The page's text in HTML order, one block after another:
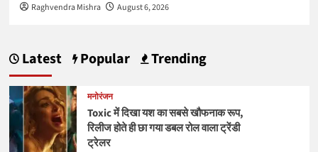
Raghvendra Mishra August 6, 2026
Latest Popular Trending
मनोरंजन
Toxic में दिखा यश का सबसे खौफनाक रूप,
रिलीज होते ही छा गया डबल रोल वाला ट्रेंडी
ट्रेलर